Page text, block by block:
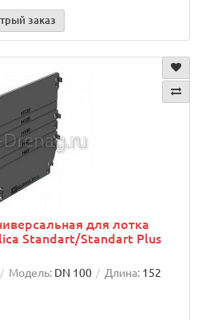
заказ
для лотка
Standart/Standart Plus
Модель: DN 100 Длина: 152